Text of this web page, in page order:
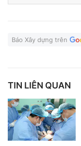
Báo Xây dựng trên
TIN LIÊN QUAN